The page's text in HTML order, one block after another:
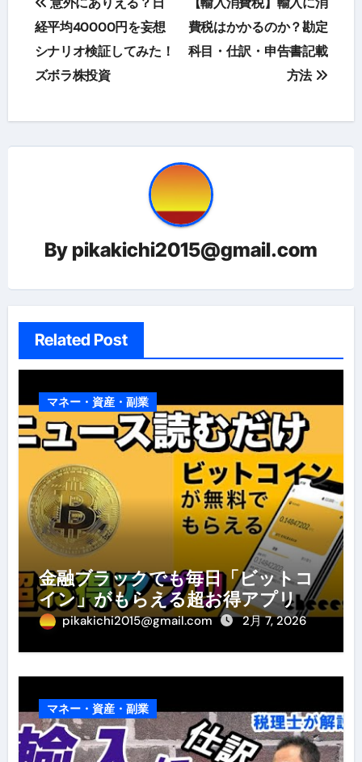
稿
ナ
ゲ
ン
経平均40000円を妄想
シナリオ検証してみた！
ズボラ株投資
費税はかかるのか？勘定
科目・仕訳・申告書記載
方法
By pikakichi2015@gmail.com
Related Post
マネー・資産・副業
金融ブラックでも毎日「ビットコ
イン」がもらえる超お得アプリ
pikakichi2015@gmail.com 2月 7, 2026
マネー・資産・副業